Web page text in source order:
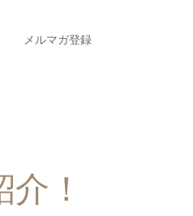
メルマガ登録
！